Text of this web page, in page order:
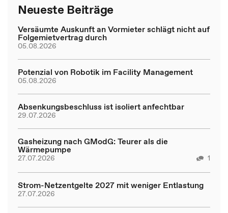
Neueste Beiträge
Versäumte Auskunft an Vormieter schlägt nicht auf
Folgemietvertrag durch
05.08.2026
Potenzial von Robotik im Facility Management
05.08.2026
Absenkungsbeschluss ist isoliert anfechtbar
29.07.2026
Gasheizung nach GModG: Teurer als die
Wärmepumpe
27.07.2026 1
Strom-Netzentgelte 2027 mit weniger Entlastung
27.07.2026